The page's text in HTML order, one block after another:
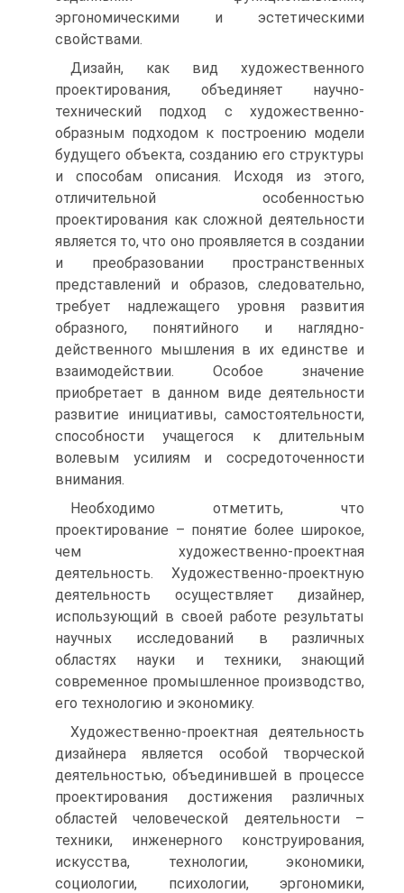
эргономическими и эстетическими
свойствами.
Дизайн, как вид художественного
проектирования, объединяет научно-
технический подход с художественно-
образным подходом к построению модели
будущего объекта, созданию его структуры
и способам описания. Исходя из этого,
отличительной особенностью
проектирования как сложной деятельности
является то, что оно проявляется в создании
и преобразовании пространственных
представлений и образов, следовательно,
требует надлежащего уровня развития
образного, понятийного и наглядно-
действенного мышления в их единстве и
взаимодействии. Особое значение
приобретает в данном виде деятельности
развитие инициативы, самостоятельности,
способности учащегося к длительным
волевым усилиям и сосредоточенности
внимания.
Необходимо отметить, что
проектирование – понятие более широкое,
чем художественно-проектная
деятельность. Художественно-проектную
деятельность осуществляет дизайнер,
использующий в своей работе результаты
научных исследований в различных
областях науки и техники, знающий
современное промышленное производство,
его технологию и экономику.
Художественно-проектная деятельность
дизайнера является особой творческой
деятельностью, объединившей в процессе
проектирования достижения различных
областей человеческой деятельности –
техники, инженерного конструирования,
искусства, технологии, экономики,
социологии, психологии, эргономики,